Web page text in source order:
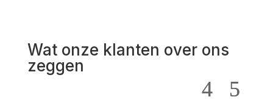
Wat onze klanten over ons
zeggen